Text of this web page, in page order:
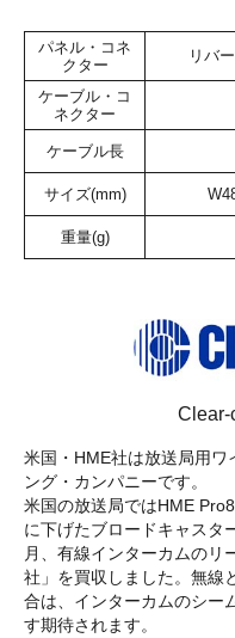
パネル・コネ
クター
リバ
ケーブル・コ
ネクター
ケーブル長
サイズ(mm)
重量(g)
Clear-
米国・HME社は放送局用ワ
ング・カンパニーです。
米国の放送局ではHME
に下げたブロードキャスタ
月、有線インターカムのリ
社」を買収しました。無線
合は、インターカムのシー
す期待されます。